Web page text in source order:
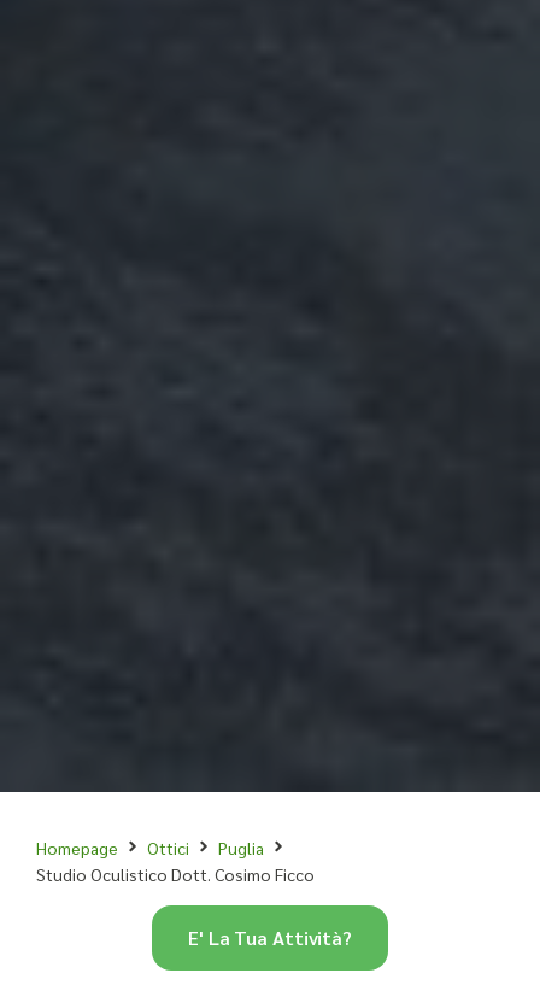
Homepage Ottici
Puglia
Studio Oculistico Dott. Cosimo Ficco
E' La Tua Attività?